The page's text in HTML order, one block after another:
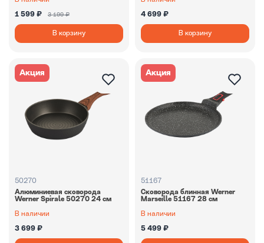
1 599 ₽ 3 199 ₽
В корзину
4 699 ₽
В корзину
Акция
50270
Алюминиевая сковорода
Werner Spirale 50270 24 см
В наличии
3 699 ₽
Акция
51167
Сковорода блинная Werner
Marseille 51167 28 см
В наличии
5 499 ₽